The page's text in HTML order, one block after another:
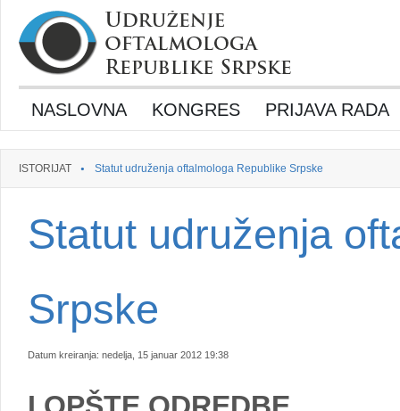
NASLOVNA KONGRES PRIJAVA RADA
ISTORIJAT Statut udruženja oftalmologa Republike Srpske
Statut udruženja
Srpske
Datum kreiranja: nedelja, 15 januar 2012 19:38